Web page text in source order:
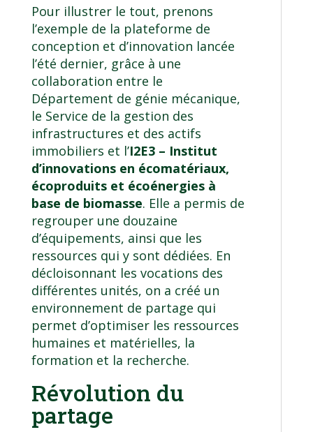
Pour illustrer le tout, prenons
l’exemple de la plateforme de
conception et d’innovation lancée
l’été dernier, grâce à une
collaboration entre le
Département de génie mécanique,
le Service de la gestion des
infrastructures et des actifs
immobiliers et l’I2E3 – Institut
d’innovations en écomatériaux,
écoproduits et écoénergies à
base de biomasse. Elle a permis de
regrouper une douzaine
d’équipements, ainsi que les
ressources qui y sont dédiées. En
décloisonnant les vocations des
différentes unités, on a créé un
environnement de partage qui
permet d’optimiser les ressources
humaines et matérielles, la
formation et la recherche.
Révolution du
partage